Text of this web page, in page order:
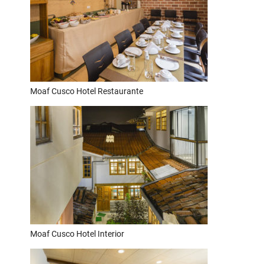
Moaf Cusco Hotel Restaurante
Moaf Cusco Hotel Interior